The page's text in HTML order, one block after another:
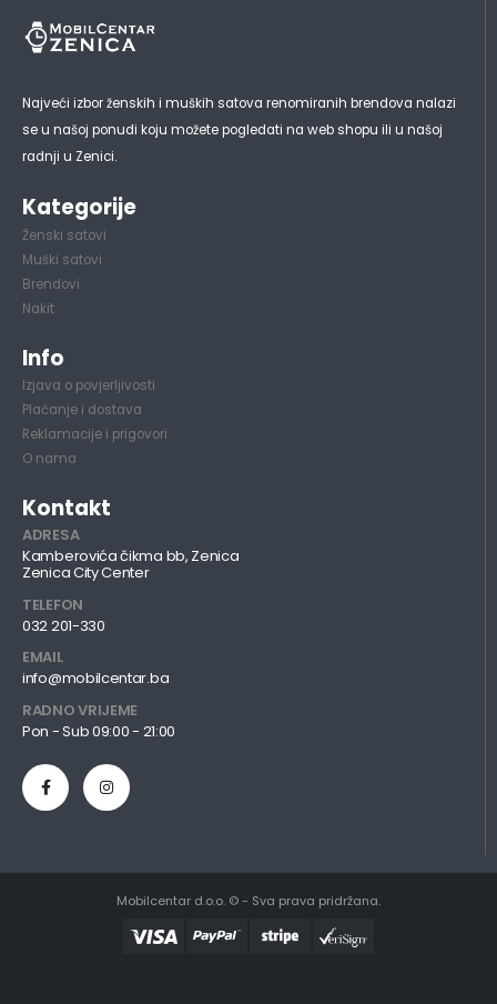
Najveći izbor ženskih i muških satova renomiranih brendova nalazi
se u našoj ponudi koju možete pogledati na web shopu ili u našoj
radnji u Zenici.
Kategorije
Ženski satovi
Muški satovi
Brendovi
Nakit
Info
Izjava o povjerljivosti
Plaćanje i dostava
Reklamacije i prigovori
O nama
Kontakt
ADRESA
Kamberovića čikma bb, Zenica
Zenica City Center
TELEFON
032 201-330
EMAIL
info@mobilcentar.ba
RADNO VRIJEME
Pon - Sub 09:00 - 21:00
Mobilcentar d.o.o. © - Sva prava pridržana.